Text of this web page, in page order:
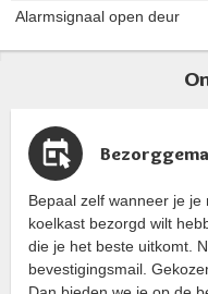
Alarmsignaal open deur
Bepaal zelf wanneer je je
koelkast bezorgd wilt
die je het beste uitkomt.
bevestigingsmail.